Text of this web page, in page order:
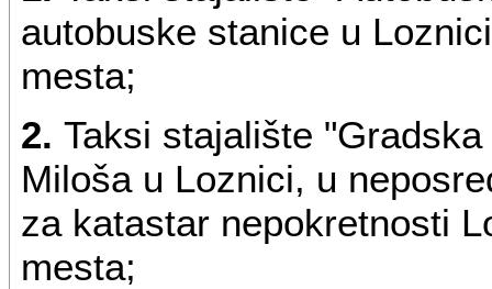
autobuske stanice u
mesta;
2. Taksi stajalište
Miloša u Loznici, u
za katastar nepokretnosti
mesta;